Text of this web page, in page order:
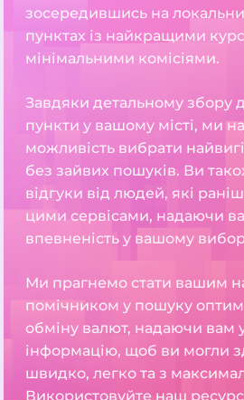
зосередившись на
пунктах із найкращими
мінімальними комісіями.
Завдяки детальному збору
пункти у вашому місті, ми
можливість вибрати
без зайвих пошуків. Ви
відгуки від людей, які
цими сервісами, надаючи
впевненість у вашому
Ми прагнемо стати вашим
помічником у пошуку
обміну валют, надаючи вам
інформацію, щоб ви могли
швидко, легко та з
Використовуйте наш